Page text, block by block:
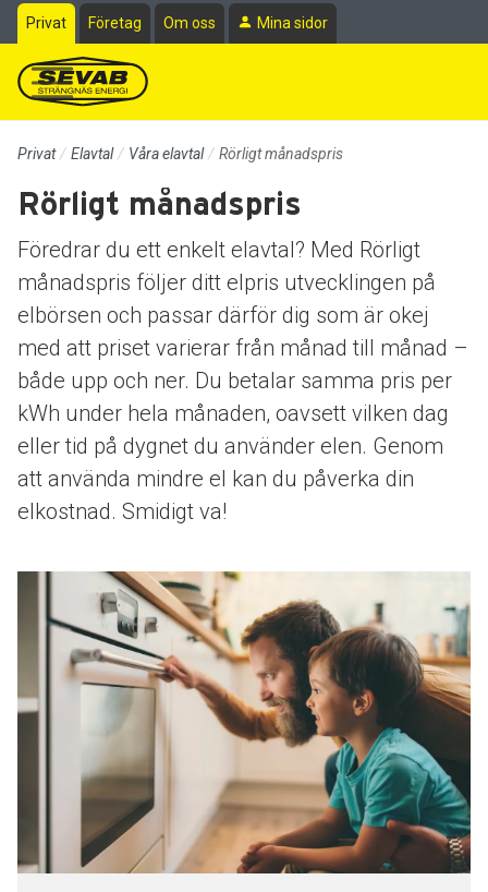
Till sidans huvudinnehåll
Privat Företag Om oss Mina sidor
Privat Elavtal Våra elavtal Rörligt månadspris
Rörligt månadspris
Föredrar du ett enkelt elavtal? Med Rörligt
månadspris följer ditt elpris utvecklingen på
elbörsen och passar därför dig som är okej
med att priset varierar från månad till månad –
både upp och ner. Du betalar samma pris per
kWh under hela månaden, oavsett vilken dag
eller tid på dygnet du använder elen. Genom
att använda mindre el kan du påverka din
elkostnad. Smidigt va!